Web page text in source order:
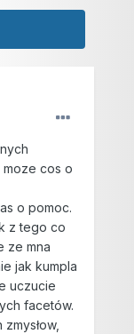
cos o
o pomoc.
z tego co
ze mna
jak kumpla
uczucie
facetów.